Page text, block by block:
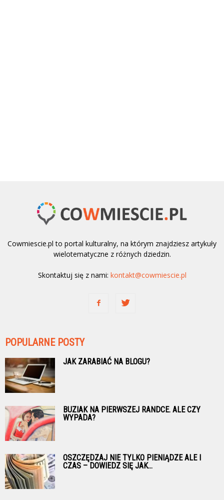
Cowmiescie.pl to portal kulturalny, na którym znajdziesz artykuły
wielotematyczne z różnych dziedzin.
Skontaktuj się z nami: kontakt@cowmiescie.pl
POPULARNE POSTY
JAK ZARABIAĆ NA BLOGU?
BUZIAK NA PIERWSZEJ RANDCE. ALE CZY
WYPADA?
OSZCZĘDZAJ NIE TYLKO PIENIĄDZE ALE I
CZAS – DOWIEDZ SIĘ JAK...